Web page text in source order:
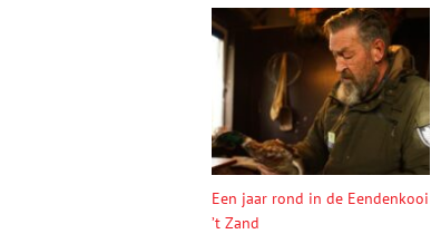
Een jaar rond in de Eendenkooi
’t Zand